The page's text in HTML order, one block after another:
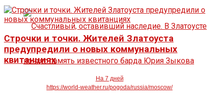
Строчки и точки. Жителей Златоуста
предупредили о новых коммунальных
квитанциях
На 7 дней
https://world-weather.ru/pogoda/russia/moscow/